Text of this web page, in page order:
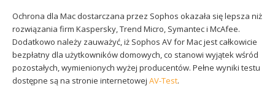
Ochrona dla Mac dostarczana przez Sophos okazała się lepsza niż
rozwiązania firm Kaspersky, Trend Micro, Symantec i McAfee.
Dodatkowo należy zauważyć, iż Sophos AV for Mac jest całkowicie
bezpłatny dla użytkowników domowych, co stanowi wyjątek wśród
pozostałych, wymienionych wyżej producentów. Pełne wyniki testu
dostępne są na stronie internetowej AV-Test.